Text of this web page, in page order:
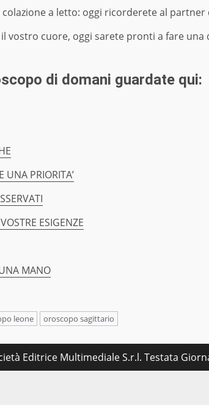
a letto: oggi ricorderete al partner
vostro cuore, oggi sarete pronti a fare una
di domani guardate qui:
UNA PRIORITA’
ESIGENZE
MANO
leone oroscopo sagittario
Editrice Multimediale S.r.l. Testata